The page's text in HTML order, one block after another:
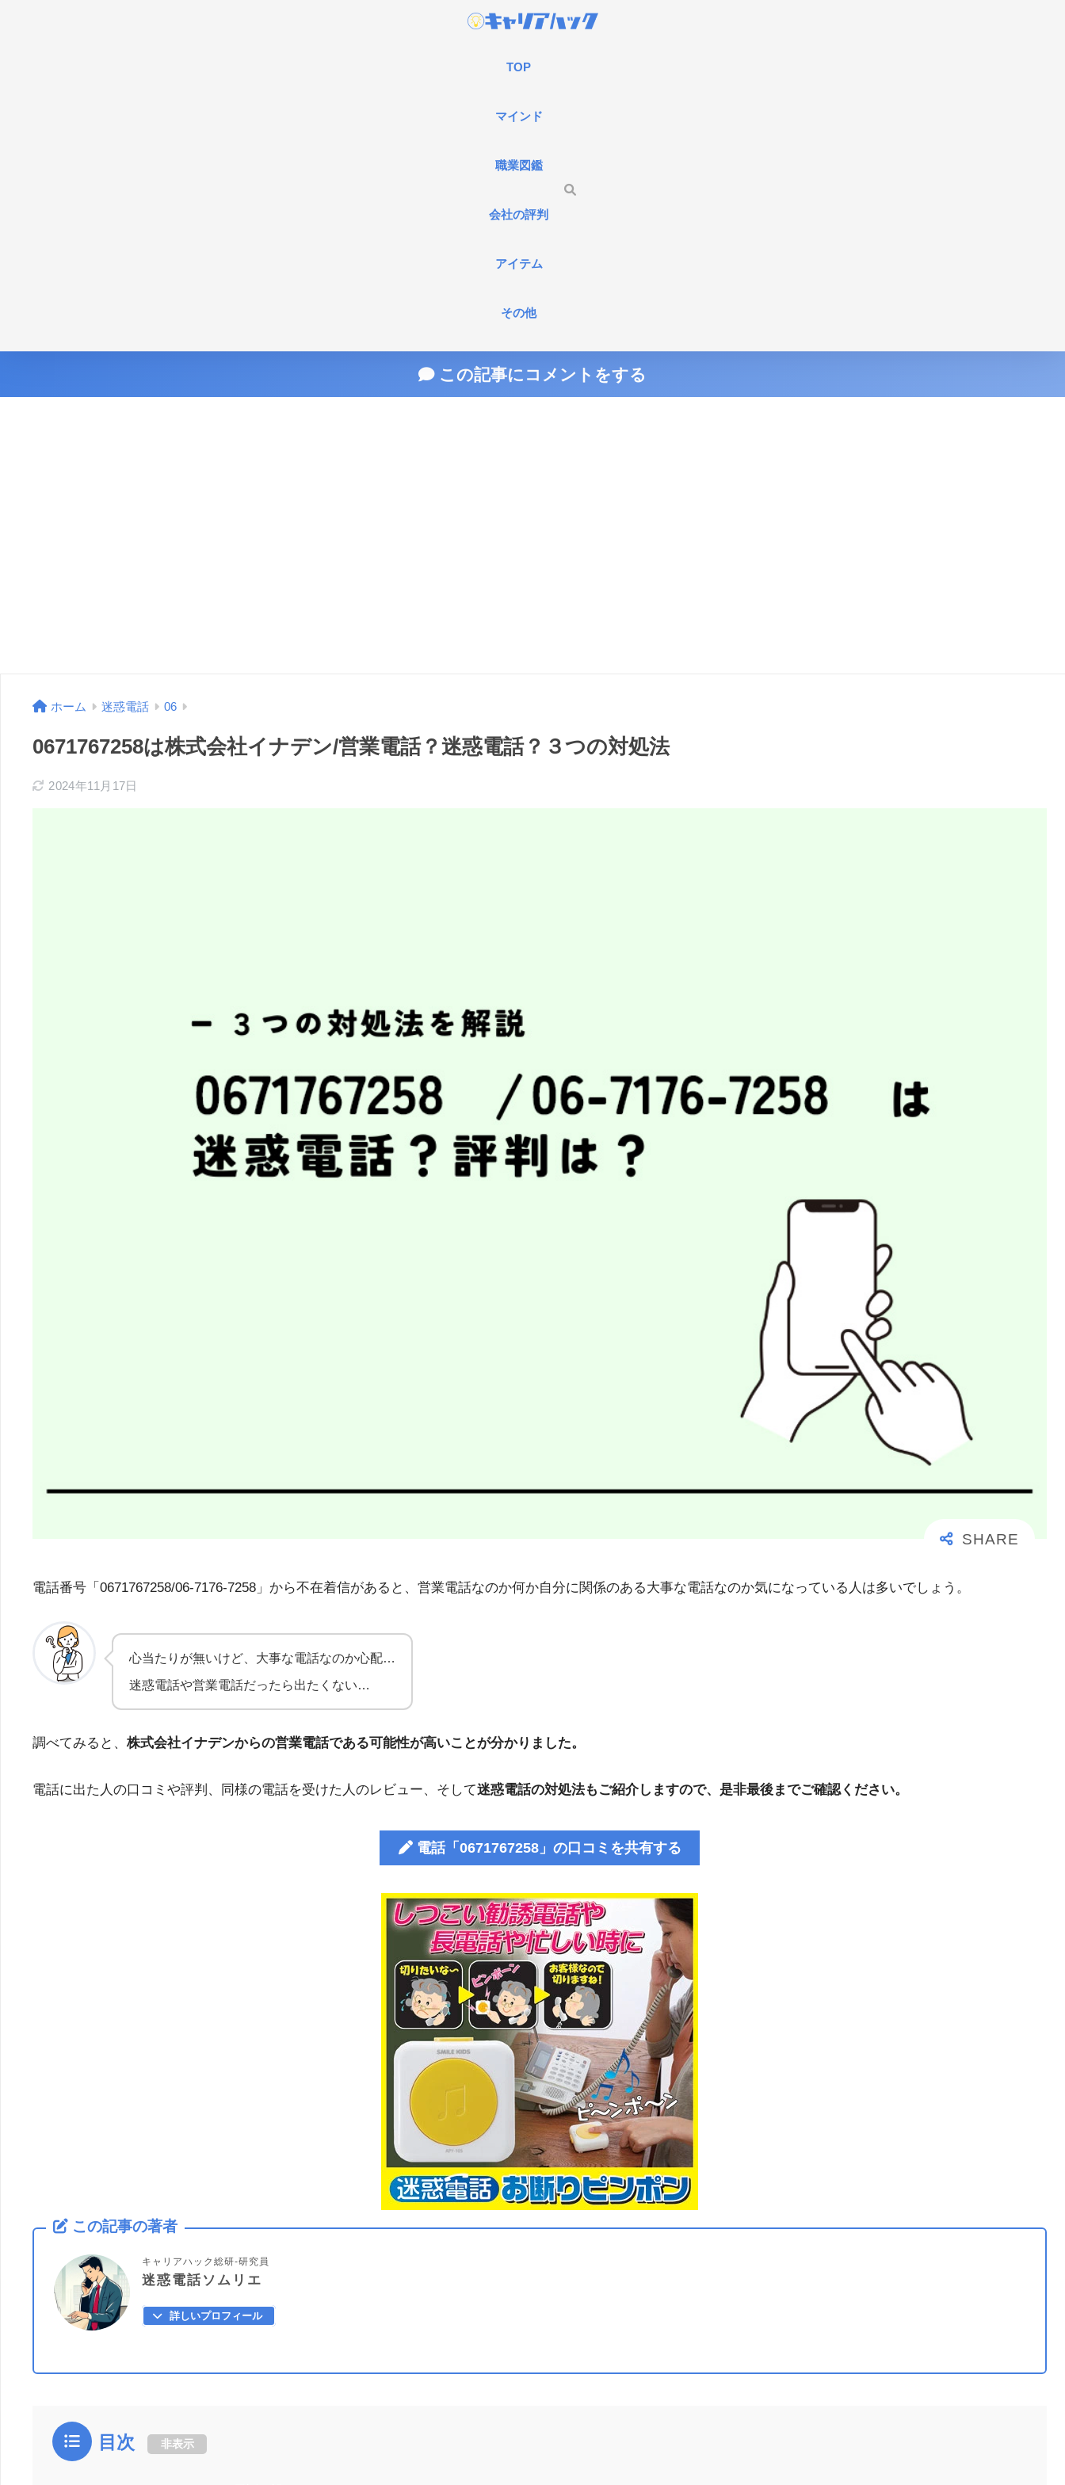
TOP
マインド
職業図鑑
会社の評判
アイテム
その他
この記事にコメントをする
ホーム 迷惑電話 06
0671767258は株式会社イナデン/営業電話？迷惑電話？３つの対処法
2024年11月17日
電話番号「0671767258/06-7176-7258」から不在着信があると、営業電話なのか何か自分に関係のある大事な電話なのか気になっている人は多いでしょう。
心当たりが無いけど、大事な電話なのか心配…
迷惑電話や営業電話だったら出たくない…
調べてみると、 株式会社イナデンからの営業電話である可能性が高いことが分かりました。
電話に出た人の口コミや評判、同様の電話を受けた人のレビュー、そして迷惑電話の対処法もご紹介しますので、是非最後までご確認ください。
電話「0671767258」の口コミを共有する
この記事の著者
キャリアハック総研-研究員
迷惑電話ソムリエ
詳しいプロフィール
目次 非表示